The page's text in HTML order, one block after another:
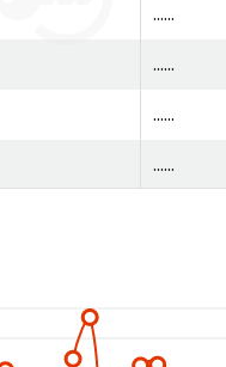
......
......
......
......
JA